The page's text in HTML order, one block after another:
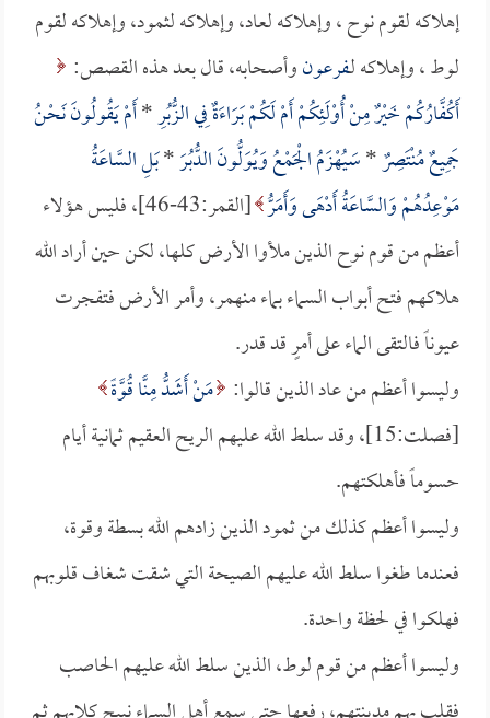
إهلاكه لقوم نوح ، وإهلاكه لعاد، وإهلاكه لثمود، وإهلاكه لقوم
لوط ، وإهلاكه لـفرعونوأصحابه، قال بعد هذه القصص:
أَكُفَّارُكُمْ خَيْرٌ مِنْ أُوْلَئِكُمْ أَمْ لَكُمْ بَرَاءَةٌ فِي الزُّبُرِ*أَمْ يَقُولُونَ نَحْنُ
جَمِيعٌ مُنْتَصِرٌ*سَيُهْزَمُ الْجَمْعُ وَيُوَلُّونَ الدُّبُرَ*بَلِ السَّاعَةُ
مَوْعِدُهُمْ وَالسَّاعَةُ أَدْهَى وَأَمَرُّ
[القمر:43-46]، فليس هؤلاء
أعظم من قوم نوح الذين ملأوا الأرض كلها، لكن حين أراد الله
هلاكهم فتح أبواب السماء بماء منهمر، وأمر الأرض فتفجرت
عيوناً فالتقى الماء على أمرٍ قد قدر.
وليسوا أعظم من عاد الذين قالوا: مَنْ أَشَدُّ مِنَّا قُوَّةً
[فصلت:15]، وقد سلط الله عليهم الريح العقيم ثمانية أيام
حسوماً فأهلكتهم.
وليسوا أعظم كذلك من ثمود الذين زادهم الله بسطة وقوة،
فعندما طغوا سلط الله عليهم الصيحة التي شقت شغاف قلوبهم
فهلكوا في لحظة واحدة.
وليسوا أعظم من قوم لوط، الذين سلط الله عليهم الحاصب